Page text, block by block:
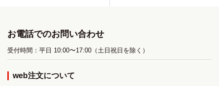
お電話でのお問い合わせ
受付時間：平日 10:00〜17:00（土日祝日を除く）
web注文について